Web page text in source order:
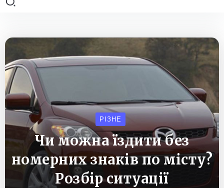
РІЗНЕ
Чи можна їздити без
номерних знаків по місту?
Розбір ситуації